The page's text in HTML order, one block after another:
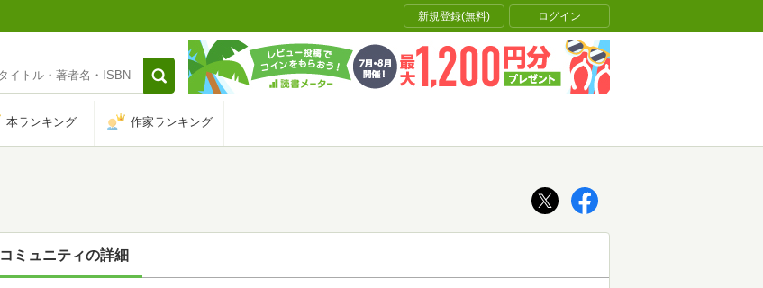
新規登録(無料) ログイン
本ランキング 作家ランキング
コミュニティの詳細